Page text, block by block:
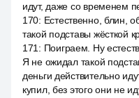
идут, даже со временем
170: Естественно, блин,
такой подставы жёсткой
171 : Поиграем. Ну
Я не ожидал такой
деньги действительно
купил, без этого они не